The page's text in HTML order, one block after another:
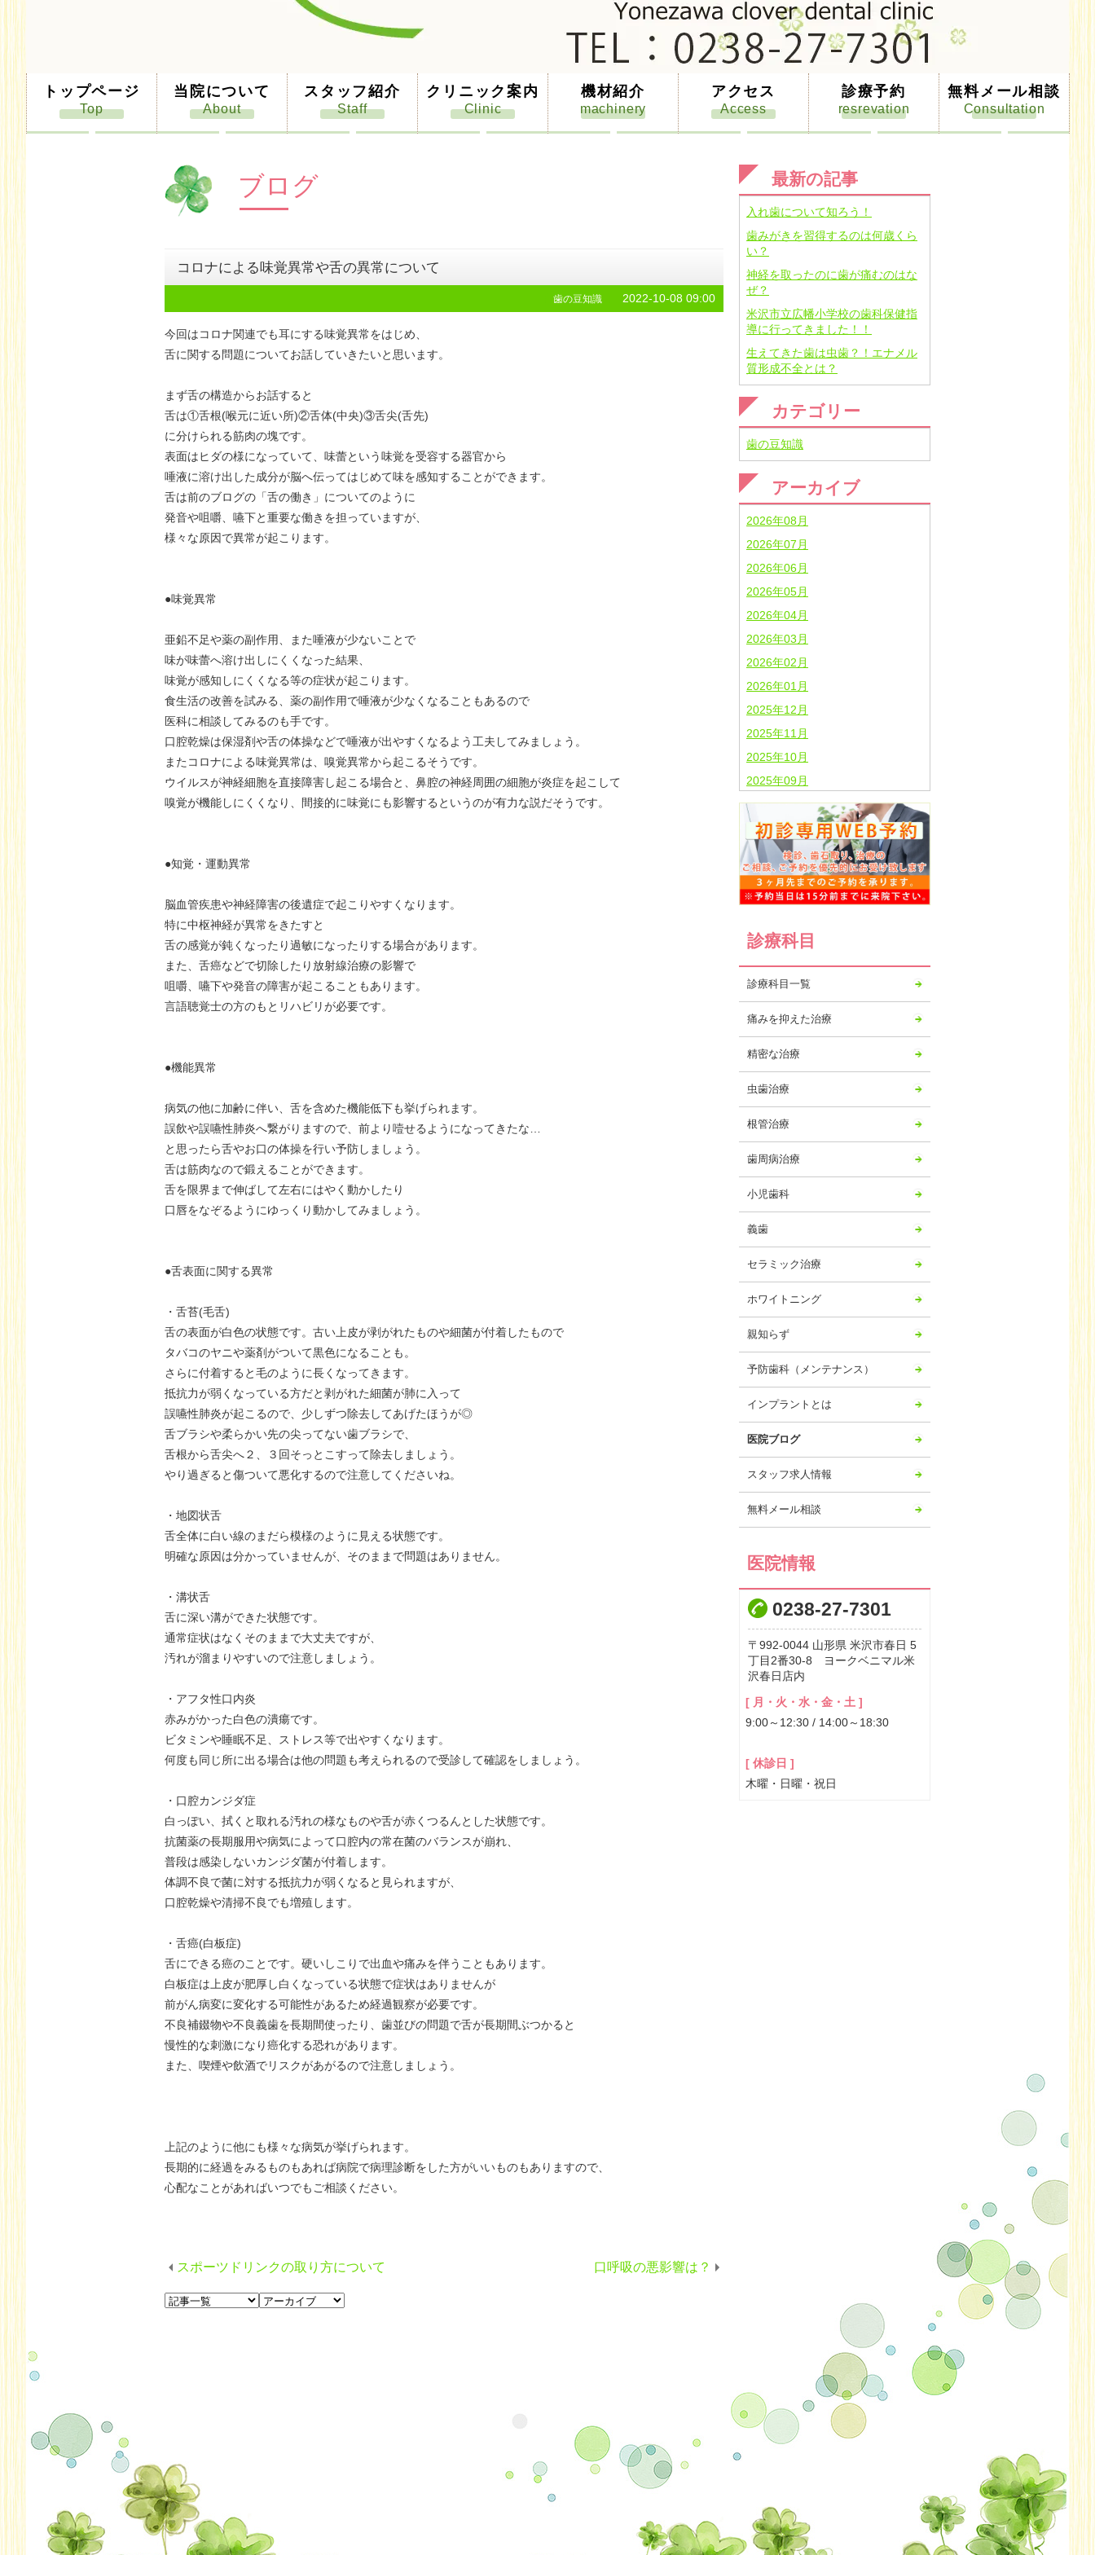
トップページ 当院について スタッフ紹介 クリニック案内 機材紹介 アクセス 診療予約 無料メール相談
ブログ
コロナによる味覚異常や舌の異常について
歯の豆知識 2022-10-08 09:00
今回はコロナ関連でも耳にする味覚異常をはじめ、
舌に関する問題についてお話していきたいと思います。
まず舌の構造からお話すると
舌は①舌根(喉元に近い所)②舌体(中央)③舌尖(舌先)
に分けられる筋肉の塊です。
表面はヒダの様になっていて、味蕾という味覚を受容する器官から
唾液に溶け出した成分が脳へ伝ってはじめて味を感知することができます。
舌は前のブログの「舌の働き」についてのように
発音や咀嚼、嚥下と重要な働きを担っていますが、
様々な原因で異常が起こります。
●味覚異常
亜鉛不足や薬の副作用、また唾液が少ないことで
味が味蕾へ溶け出しにくくなった結果、
味覚が感知しにくくなる等の症状が起こります。
食生活の改善を試みる、薬の副作用で唾液が少なくなることもあるので
医科に相談してみるのも手です。
口腔乾燥は保湿剤や舌の体操などで唾液が出やすくなるよう工夫してみましょう。
またコロナによる味覚異常は、嗅覚異常から起こるそうです。
ウイルスが神経細胞を直接障害し起こる場合と、鼻腔の神経周囲の細胞が炎症を起こして
嗅覚が機能しにくくなり、間接的に味覚にも影響するというのが有力な説だそうです。
●知覚・運動異常
脳血管疾患や神経障害の後遺症で起こりやすくなります。
特に中枢神経が異常をきたすと
舌の感覚が鈍くなったり過敏になったりする場合があります。
また、舌癌などで切除したり放射線治療の影響で
咀嚼、嚥下や発音の障害が起こることもあります。
言語聴覚士の方のもとリハビリが必要です。
●機能異常
病気の他に加齢に伴い、舌を含めた機能低下も挙げられます。
誤飲や誤嚥性肺炎へ繋がりますので、前より噎せるようになってきたな…
と思ったら舌やお口の体操を行い予防しましょう。
舌は筋肉なので鍛えることができます。
舌を限界まで伸ばして左右にはやく動かしたり
口唇をなぞるようにゆっくり動かしてみましょう。
●舌表面に関する異常
・舌苔(毛舌)
舌の表面が白色の状態です。古い上皮が剥がれたものや細菌が付着したもので
タバコのヤニや薬剤がついて黒色になることも。
さらに付着すると毛のように長くなってきます。
抵抗力が弱くなっている方だと剥がれた細菌が肺に入って
誤嚥性肺炎が起こるので、少しずつ除去してあげたほうが◎
舌ブラシや柔らかい先の尖ってない歯ブラシで、
舌根から舌尖へ２、３回そっとこすって除去しましょう。
やり過ぎると傷ついて悪化するので注意してくださいね。
・地図状舌
舌全体に白い線のまだら模様のように見える状態です。
明確な原因は分かっていませんが、そのままで問題はありません。
・溝状舌
舌に深い溝ができた状態です。
通常症状はなくそのままで大丈夫ですが、
汚れが溜まりやすいので注意しましょう。
・アフタ性口内炎
赤みがかった白色の潰瘍です。
ビタミンや睡眠不足、ストレス等で出やすくなります。
何度も同じ所に出る場合は他の問題も考えられるので受診して確認をしましょう。
・口腔カンジダ症
白っぽい、拭くと取れる汚れの様なものや舌が赤くつるんとした状態です。
抗菌薬の長期服用や病気によって口腔内の常在菌のバランスが崩れ、
普段は感染しないカンジダ菌が付着します。
体調不良で菌に対する抵抗力が弱くなると見られますが、
口腔乾燥や清掃不良でも増殖します。
・舌癌(白板症)
舌にできる癌のことです。硬いしこりで出血や痛みを伴うこともあります。
白板症は上皮が肥厚し白くなっている状態で症状はありませんが
前がん病変に変化する可能性があるため経過観察が必要です。
不良補錣物や不良義歯を長期間使ったり、歯並びの問題で舌が長期間ぶつかると
慢性的な刺激になり癌化する恐れがあります。
また、喫煙や飲酒でリスクがあがるので注意しましょう。
上記のように他にも様々な病気が挙げられます。
長期的に経過をみるものもあれば病院で病理診断をした方がいいものもありますので、
心配なことがあればいつでもご相談ください。
スポーツドリンクの取り方について 口呼吸の悪影響は？
最新の記事
入れ歯について知ろう！
歯みがきを習得するのは何歳くら
い？
神経を取ったのに歯が痛むのはな
ぜ？
米沢市立広幡小学校の歯科保健指
導に行ってきました！！
生えてきた歯は虫歯？！エナメル
質形成不全とは？
カテゴリー
歯の豆知識
アーカイブ
2026年08月
2026年07月
2026年06月
2026年05月
2026年04月
2026年03月
2026年02月
2026年01月
2025年12月
2025年11月
2025年10月
2025年09月
2025年08月
2025年07月
2025年06月
2025年05月
2025年04月
2025年02月
2025年01月
2024年12月
2024年11月
2024年10月
2024年09月
2024年08月
2024年07月
2024年05月
2024年04月
2024年02月
2023年11月
2023年08月
2023年05月
2023年03月
2023年02月
2022年12月
2022年10月
2022年09月
2022年08月
2022年07月
2022年06月
2022年05月
2022年03月
2019年12月
2019年11月
2019年08月
2019年07月
2019年06月
診療科目
診療科目一覧
痛みを抑えた治療
精密な治療
虫歯治療
根管治療
歯周病治療
小児歯科
義歯
セラミック治療
ホワイトニング
親知らず
予防歯科（メンテナンス）
インプラントとは
医院ブログ
スタッフ求人情報
無料メール相談
医院情報
0238-27-7301
992-0044 山形県 米沢市春日 5
丁目2番30-8 ヨークベニマル米
沢春日店内
[ 月・火・水・金・土 ]
9:00～12:30 / 14:00～18:30
[ 休診日 ]
木曜・日曜・祝日